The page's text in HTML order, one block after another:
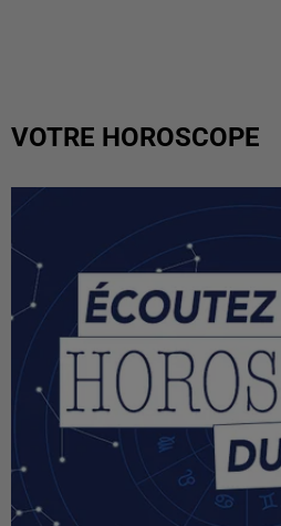
VOTRE HOROSCOPE